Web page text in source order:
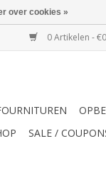
0 Artikelen -
SALE /
over cookies »